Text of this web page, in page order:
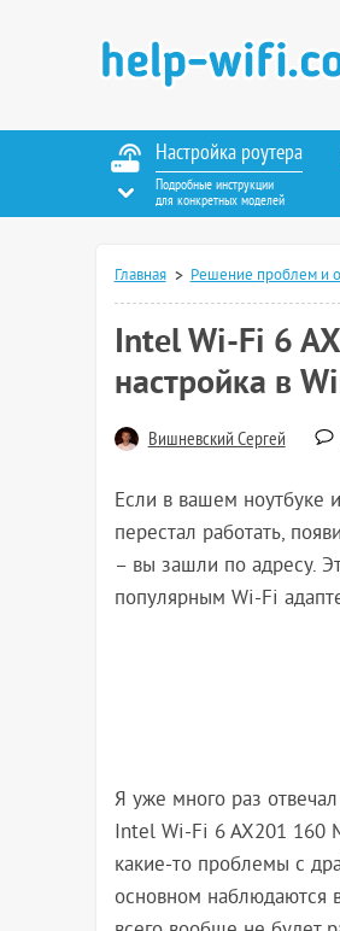
Настройка роутера
Подробные инструкции
для конкретных моделей
Главная Решение проблем и
Intel Wi-Fi 6
настройка в
Вишневский Сергей
Если в вашем ноутбуке
перестал работать,
– вы зашли по адресу.
популярным Wi-Fi
Я уже много раз
Intel Wi-Fi 6 AX201 160
какие-то проблемы с
основном наблюдаются